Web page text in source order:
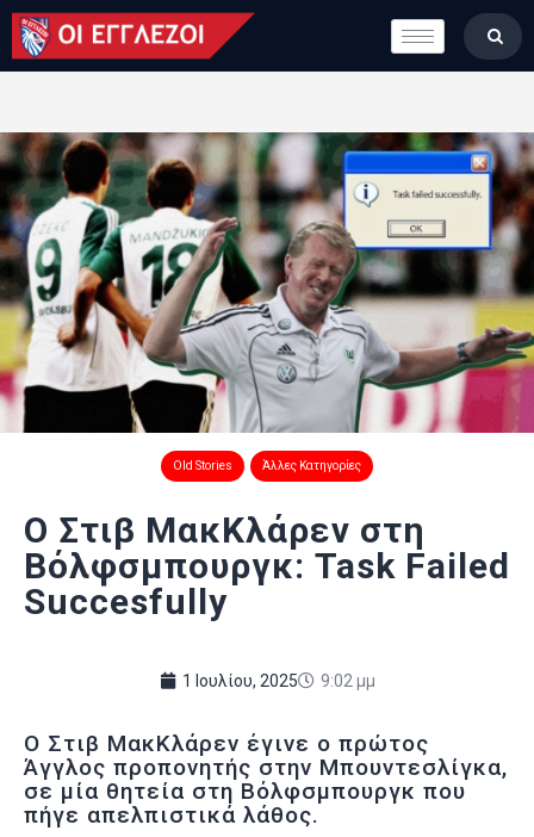
LONDON CALLING
ΚΑΤΗΓΟΡΙΕΣ
ΒΑΘΜΟΛΟΓΙΕΣ
ΟΜΑΔΕΣ
ΠΟΙΟΙ ΕΙΜΑΣΤΕ
Old Stories Άλλες Κατηγορίες
Ο Στιβ ΜακΚλάρεν στη
Βόλφσμπουργκ: Task Failed
Succesfully
1 Ιουλίου, 2025 9:02 μμ
Ο Στιβ ΜακΚλάρεν έγινε ο πρώτος
Άγγλος προπονητής στην Μπουντεσλίγκα,
σε μία θητεία στη Βόλφσμπουργκ που
πήγε απελπιστικά λάθος.